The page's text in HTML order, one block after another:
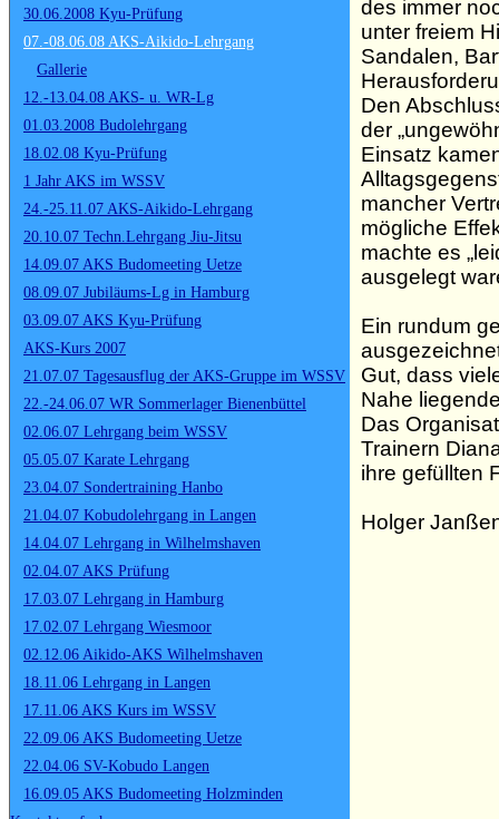
30.06.2008 Kyu-Prüfung
07.-08.06.08 AKS-Aikido-Lehrgang
Gallerie
12.-13.04.08 AKS- u. WR-Lg
01.03.2008 Budolehrgang
18.02.08 Kyu-Prüfung
1 Jahr AKS im WSSV
24.-25.11.07 AKS-Aikido-Lehrgang
20.10.07 Techn.Lehrgang Jiu-Jitsu
14.09.07 AKS Budomeeting Uetze
08.09.07 Jubiläums-Lg in Hamburg
03.09.07 AKS Kyu-Prüfung
AKS-Kurs 2007
21.07.07 Tagesausflug der AKS-Gruppe im WSSV
22.-24.06.07 WR Sommerlager Bienenbüttel
02.06.07 Lehrgang beim WSSV
05.05.07 Karate Lehrgang
23.04.07 Sondertraining Hanbo
21.04.07 Kobudolehrgang in Langen
14.04.07 Lehrgang in Wilhelmshaven
02.04.07 AKS Prüfung
17.03.07 Lehrgang in Hamburg
17.02.07 Lehrgang Wiesmoor
02.12.06 Aikido-AKS Wilhelmshaven
18.11.06 Lehrgang in Langen
17.11.06 AKS Kurs im WSSV
22.09.06 AKS Budomeeting Uetze
22.04.06 SV-Kobudo Langen
16.09.05 AKS Budomeeting Holzminden
des immer
unter freiem
Sandalen,
Den
der
Einsatz
mancher
mögliche
machte es
ausgelegt
Ein rundum
Gut, dass
Nahe
Das
Trainern
ihre gefüllten
Holger